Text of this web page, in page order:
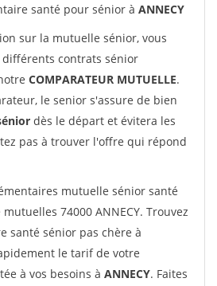
santé pour sénior à ANNECY
sur la mutuelle sénior, vous
contrats sénior
COMPARATEUR MUTUELLE.
le senior s'assure de bien
dès le départ et évitera les
pas à trouver l'offre qui répond
mutuelle sénior santé
74000 ANNECY. Trouvez
santé sénior pas chère à
le tarif de votre
à vos besoins à ANNECY. Faites